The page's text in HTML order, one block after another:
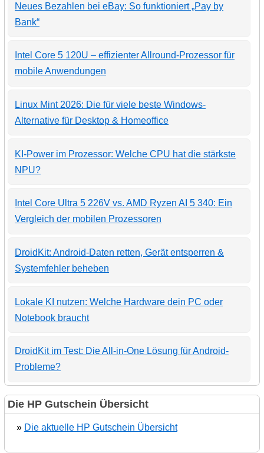
Neues Bezahlen bei eBay: So funktioniert „Pay by
Bank“
Intel Core 5 120U – effizienter Allround-Prozessor für
mobile Anwendungen
Linux Mint 2026: Die für viele beste Windows-
Alternative für Desktop & Homeoffice
KI-Power im Prozessor: Welche CPU hat die stärkste
NPU?
Intel Core Ultra 5 226V vs. AMD Ryzen AI 5 340: Ein
Vergleich der mobilen Prozessoren
DroidKit: Android-Daten retten, Gerät entsperren &
Systemfehler beheben
Lokale KI nutzen: Welche Hardware dein PC oder
Notebook braucht
DroidKit im Test: Die All-in-One Lösung für Android-
Probleme?
Die HP Gutschein Übersicht
» Die aktuelle HP Gutschein Übersicht